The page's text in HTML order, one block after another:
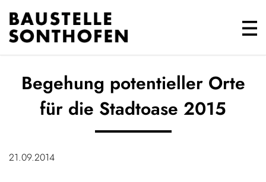
Begehung potentieller Orte
für die Stadtoase 2015
21.09.2014